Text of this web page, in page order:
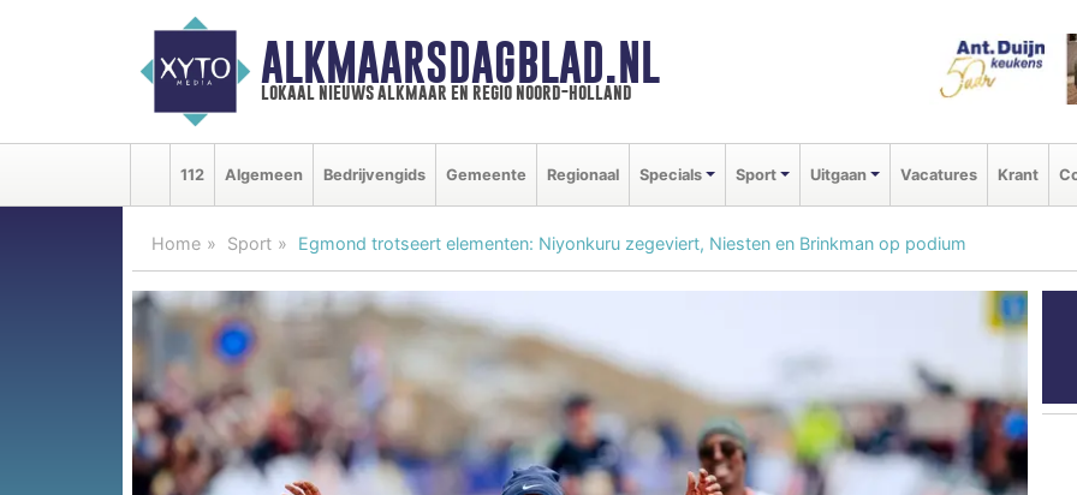
ALKMAARSDAGBLAD.NL
lokaal nieuws alkmaar en regio noord-holland
112 Algemeen Bedrijvengids Gemeente Regionaal Specials Sport Uitgaan Vacatures Krant
Home Sport Egmond trotseert elementen: Niyonkuru zegeviert, Niesten en Brinkman op podium